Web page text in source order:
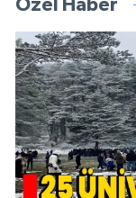
Özel Haber